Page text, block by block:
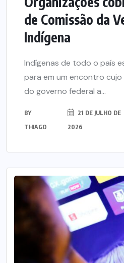
de Comissão da
Indígena
Indígenas de todo o país
para em um encontro
do governo federal a...
BY
THIAGO
21 DE JULHO DE
2026